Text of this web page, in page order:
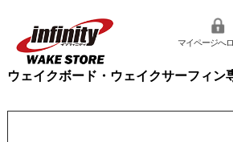
ウェイクボード・ウェイクサーフィン
マイページへ